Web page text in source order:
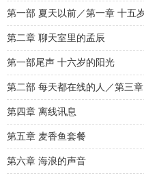
第一部 夏天以前／第一章 十五
第二章 聊天室里的孟辰
第一部尾声 十六岁的阳光
第二部 每天都在线的人／第三
第四章 离线讯息
第五章 麦香鱼套餐
第六章 海浪的声音